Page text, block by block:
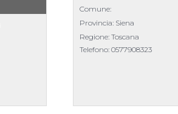
Comune:
Provincia: Siena
Regione: Toscana
Telefono: 0577908323